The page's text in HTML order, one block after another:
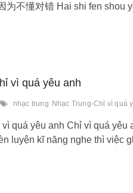
为不懂对错 Hai shi fen shou
vì quá yêu anh
nhạc trung Nhạc Trung-Chỉ vì quá
vì quá yêu anh Chỉ vì quá yêu
luyện kĩ năng nghe thì việc